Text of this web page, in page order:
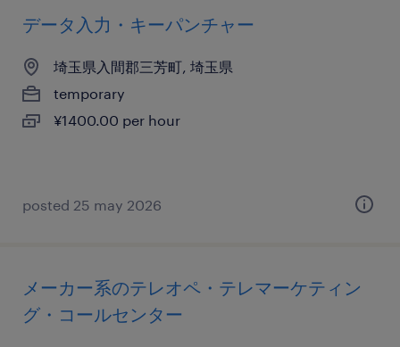
データ入力・キーパンチャー
埼玉県入間郡三芳町, 埼玉県
temporary
¥1400.00 per hour
posted 25 may 2026
メーカー系のテレオペ・テレマーケティン
グ・コールセンター